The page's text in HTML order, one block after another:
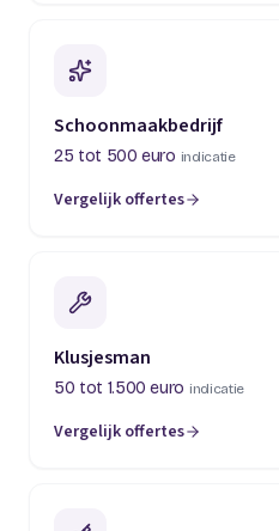
Schoonmaakbedrijf
25 tot 500 euro indicatie
Vergelijk offertes
(opent in een nieuw tabblad)
Klusjesman
50 tot 1.500 euro indicatie
Vergelijk offertes
(opent in een nieuw tabblad)